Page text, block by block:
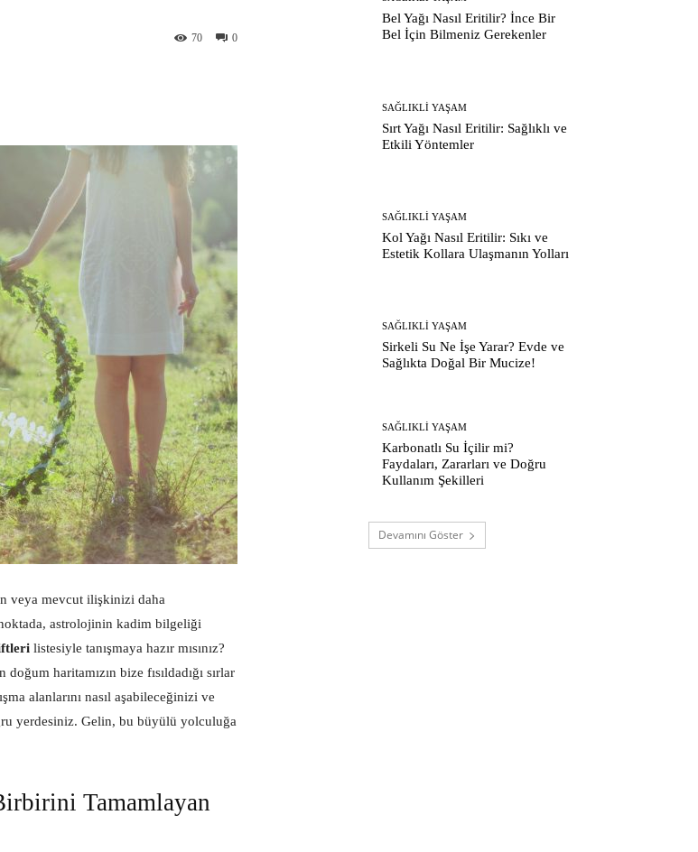
0
70
veya mevcut ilişkinizi daha
astrolojinin kadim bilgeliği
listesiyle tanışmaya hazır mısınız?
haritamızın bize fısıldadığı sırlar
alanlarını nasıl aşabileceğinizi ve
yerdesiniz. Gelin, bu büyülü yolculuğa
Tamamlayan
Bel Yağı Nasıl Eritilir? İnce Bir
Bel İçin Bilmeniz Gerekenler
SAĞLIKLI YAŞAM
Sırt Yağı Nasıl Eritilir: Sağlıklı ve
Etkili Yöntemler
SAĞLIKLI YAŞAM
Kol Yağı Nasıl Eritilir: Sıkı ve
Estetik Kollara Ulaşmanın Yolları
SAĞLIKLI YAŞAM
Sirkeli Su Ne İşe Yarar? Evde ve
Sağlıkta Doğal Bir Mucize!
SAĞLIKLI YAŞAM
Karbonatlı Su İçilir mi?
Faydaları, Zararları ve Doğru
Kullanım Şekilleri
Devamını Göster